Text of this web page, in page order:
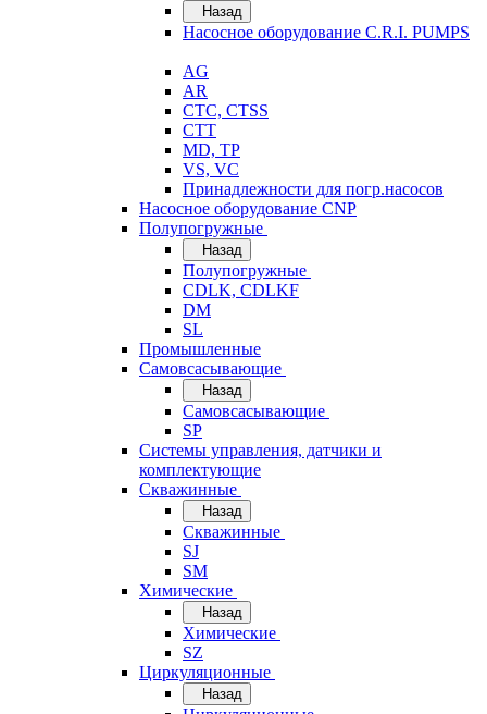
Назад
Насосное оборудование C.R.I. PUMPS
AG
AR
CTC, CTSS
CTT
MD, TP
VS, VC
Принадлежности для погр.насосов
Насосное оборудование CNP
Полупогружные
Назад
Полупогружные
CDLK, CDLKF
DM
SL
Промышленные
Самовсасывающие
Назад
Самовсасывающие
SP
Системы управления, датчики и
комплектующие
Скважинные
Назад
Скважинные
SJ
SM
Химические
Назад
Химические
SZ
Циркуляционные
Назад